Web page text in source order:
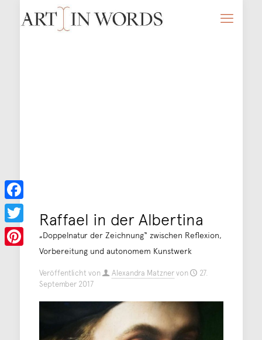
Raffael in der Albertina
„Doppelnatur der Zeichnung“ zwischen Reflexion,
Vorbereitung und autonomem Kunstwerk
Veröffentlicht von Alexandra Matznervon
27.
September 2017
Facebook
Twitter